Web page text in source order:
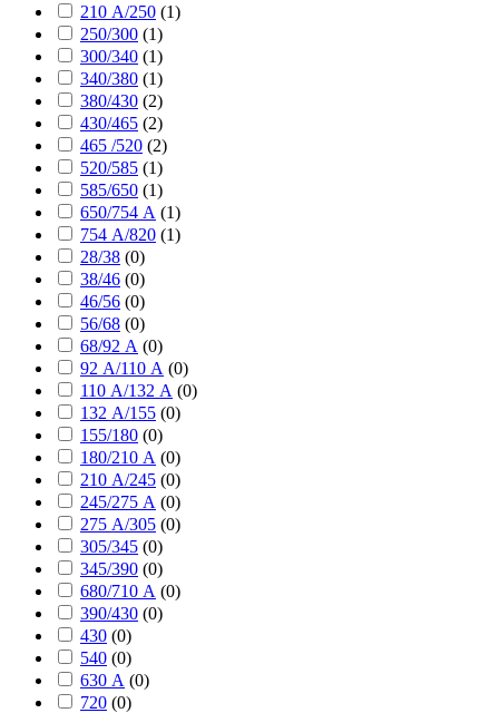
210 А/250 (1)
250/300 (1)
300/340 (1)
340/380 (1)
380/430 (2)
430/465 (2)
465 /520 (2)
520/585 (1)
585/650 (1)
650/754 А (1)
754 А/820 (1)
28/38 (0)
38/46 (0)
46/56 (0)
56/68 (0)
68/92 А (0)
92 А/110 А (0)
110 А/132 А (0)
132 А/155 (0)
155/180 (0)
180/210 А (0)
210 А/245 (0)
245/275 А (0)
275 А/305 (0)
305/345 (0)
345/390 (0)
680/710 А (0)
390/430 (0)
430 (0)
540 (0)
630 А (0)
720 (0)